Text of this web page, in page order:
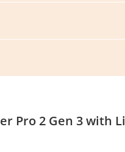
Pro 2 Gen 3 with